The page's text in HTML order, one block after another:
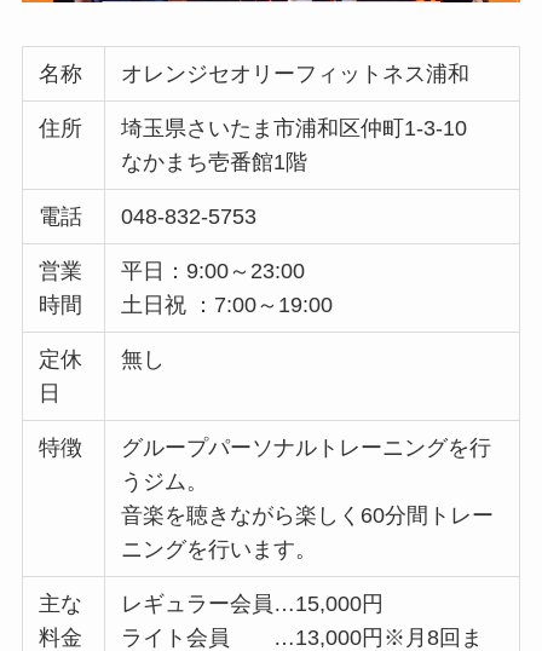
名称 オレンジセオリーフィットネス浦和
住所
埼玉県さいたま市浦和区仲町1-3-10
なかまち壱番館1階
電話 048-832-5753
営業
時間
平日：9:00～23:00​
土日祝 ：7:00～19:00​
定休
日
無し
特徴
グループパーソナルトレーニングを行
うジム。
音楽を聴きながら楽しく60分間トレー
ニングを行います。
主な
料金
レギュラー会員…15,000円
ライト会員 …13,000円※月8回ま